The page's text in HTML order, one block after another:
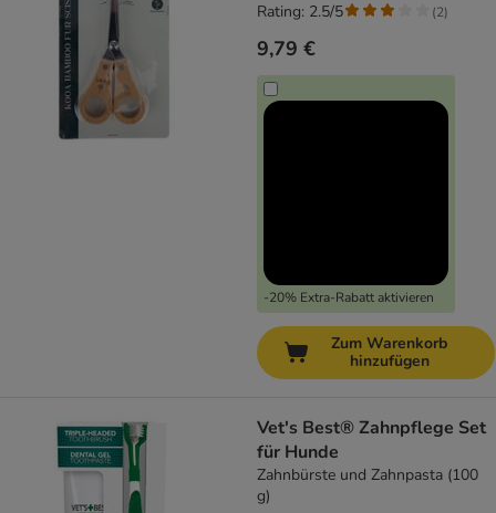
9,79 €
-20% Extra-Rabatt aktivieren
Rating: 2.5/5 (2)
Zum Warenkorb
hinzufügen
Vet's Best® Zahnpflege Set
für Hunde
Zahnbürste und Zahnpasta (100
g)